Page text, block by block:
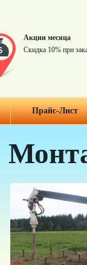
Акции месяца
Скидка 10% при
Прайс-Лист